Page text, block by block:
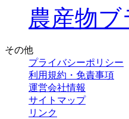
農産物
その他
プライバシーポリシー
利用規約・免責事項
運営会社情報
サイトマップ
リンク